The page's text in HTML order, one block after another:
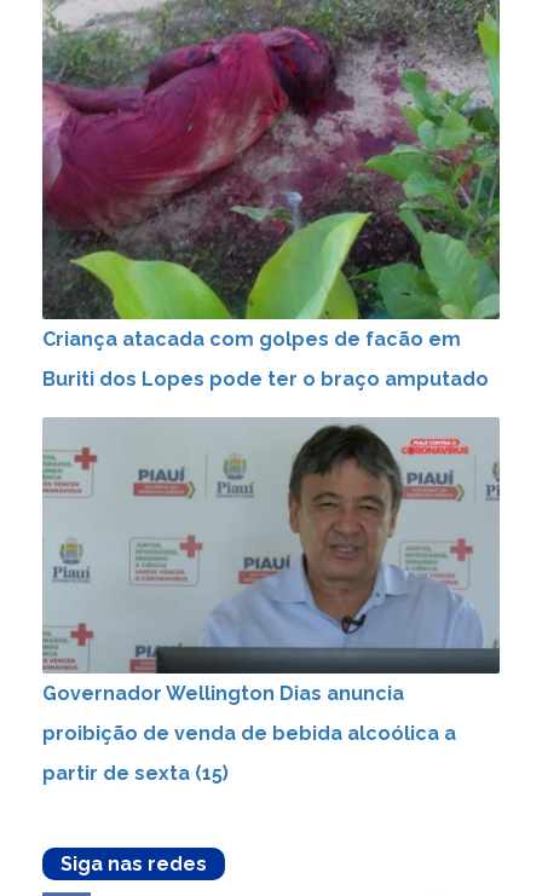
Criança atacada com golpes de facão em
Buriti dos Lopes pode ter o braço amputado
Governador Wellington Dias anuncia
proibição de venda de bebida alcoólica a
partir de sexta (15)
Siga nas redes